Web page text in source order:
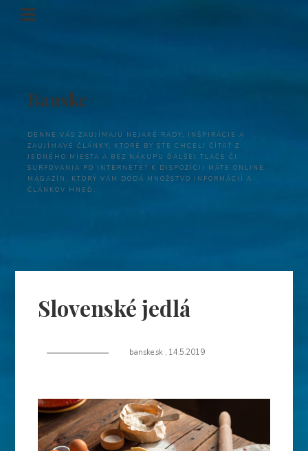
Banske
DENNE VÁS ZAUJÍMAJÚ NEJAKÉ RADY, INŠPIRÁCIE A
ZAUJÍMAVÉ ČLÁNKY, KTORÉ BY STE CHCELI ČÍTAŤ Z
JEDNÉHO MIESTA A BEZ NÁKUPU ĎALŠEJ TLAČE ČI
SURFOVANIA PO INTERNETE? K DISPOZÍCII MÁTE ONLINE
MAGAZÍN, KTORÝ VÁM DODÁ MNOŽSTVO INFORMÁCIÍ A
ČLÁNKOV HNEĎ.
Slovenské jedlá
banske.sk , 14.5.2019